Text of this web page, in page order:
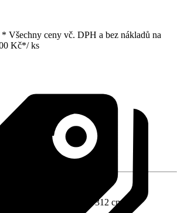
Všechny ceny vč. DPH a bez nákladů na
Kč*/ ks
405 x 312 cm